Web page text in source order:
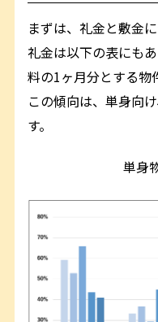
まずは、礼金と敷金
礼金は以下の表にも
料の1ヶ月分とする物
この傾向は、単身向
す。
単身